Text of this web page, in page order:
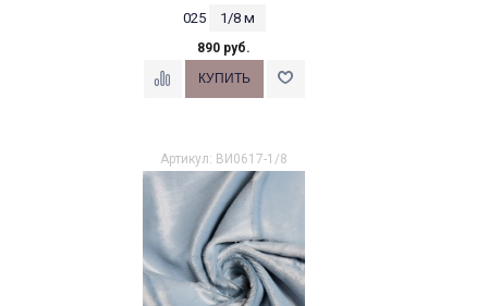
025
1/8 м
890 руб.
Артикул: ВИ0617-1/8